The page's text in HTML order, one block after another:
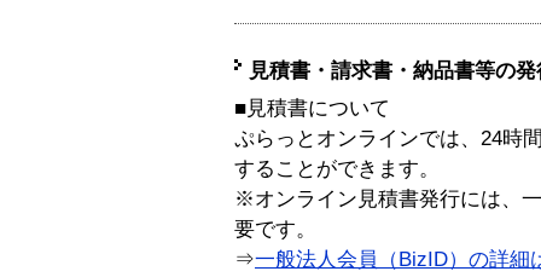
見積書・請求書・納品書等の
■見積書について
ぷらっとオンラインでは、24時
することができます。
※オンライン見積書発行には、
要です。
⇒一般法人会員（BizID）の詳細